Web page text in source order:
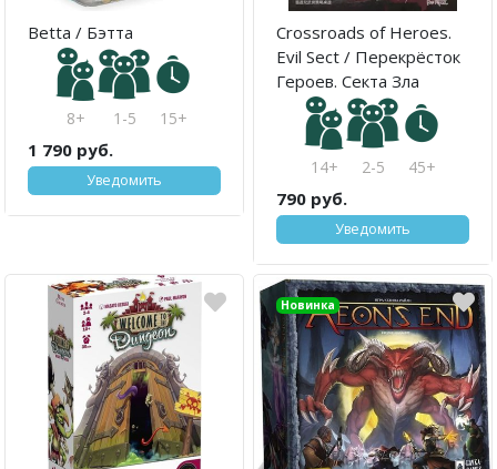
Betta / Бэтта
8+ 1-5 15+
1 790 руб.
Уведомить
Crossroads of Heroes.
Evil Sect / Перекрёсток
Героев. Секта Зла
14+ 2-5 45+
790 руб.
Уведомить
Новинка